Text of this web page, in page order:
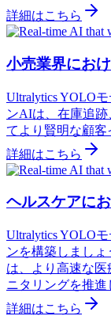
詳細はこちら
小売業界にお
Ultralytics YOLO
ンAIは、在庫追
てより賢明な顧客
詳細はこちら
ヘルスケアに
Ultralytics YOLO
ンを構築しまし
は、より高速な
ニタリングを推進
詳細はこちら